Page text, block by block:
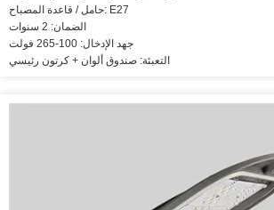
حامل / قاعدة المصباح: E27
الضمان: 2 سنوات
جهد الإدخال: 100-265 فولت
التعبئة: صندوق ألوان + كرتون رئيسي